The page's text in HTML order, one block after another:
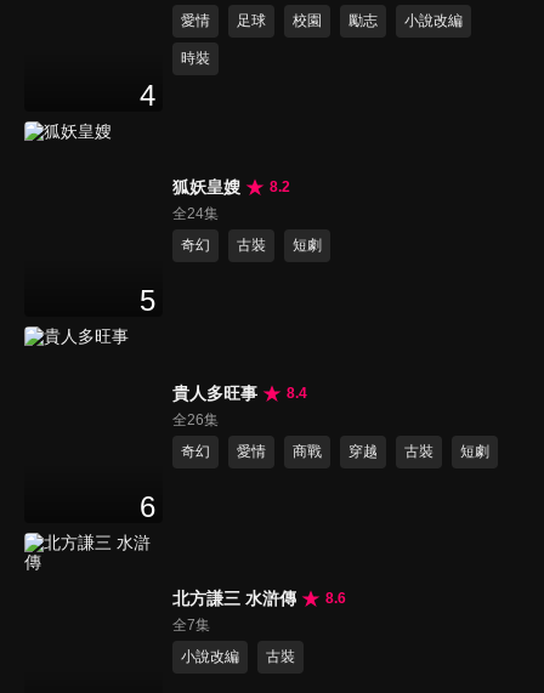
4
愛情
足球 校園 勵志 小說改編
時裝
5
狐妖皇嫂
8.2
全24集
奇幻
古裝 短劇
6
貴人多旺事
8.4
全26集
奇幻
愛情 商戰 穿越 古裝 短劇
北方謙三 水滸傳
8.6
全7集
小說改編
古裝